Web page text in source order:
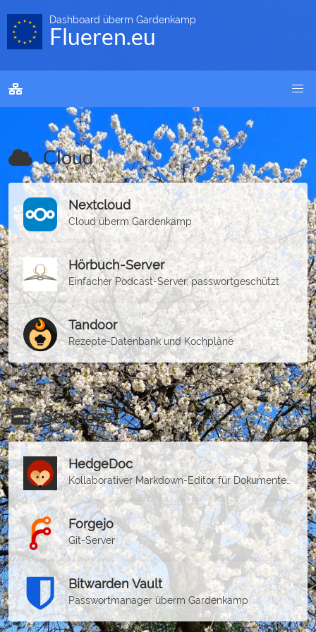
Dashboard überm Gardenkamp
Flueren.eu
Cloud
Nextcloud
Cloud überm Gardenkamp
Hörbuch-Server
Einfacher Podcast-Server, passwortgeschützt
Tandoor
Rezepte-Datenbank und Kochpläne
Services
HedgeDoc
Kollaborativer Markdown-Editor für Dokumente und Präsentationen
Forgejo
Git-Server
Bitwarden Vault
Passwortmanager überm Gardenkamp